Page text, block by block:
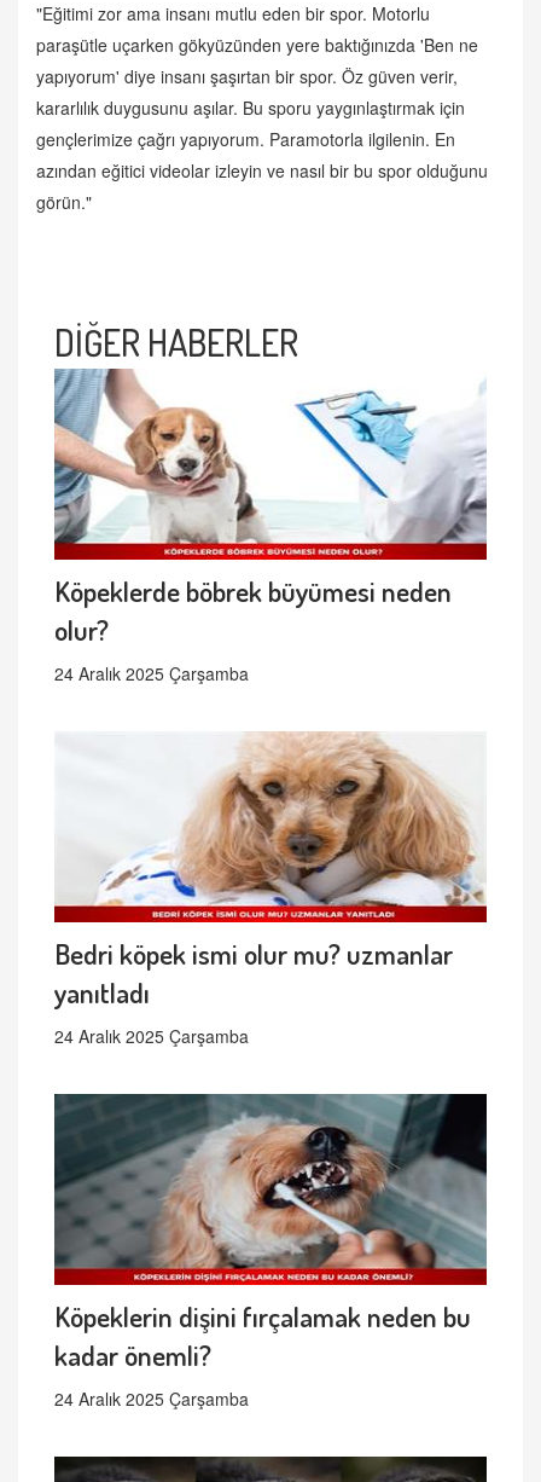
"Eğitimi zor ama insanı mutlu eden bir spor. Motorlu
paraşütle uçarken gökyüzünden yere baktığınızda 'Ben ne
yapıyorum' diye insanı şaşırtan bir spor. Öz güven verir,
kararlılık duygusunu aşılar. Bu sporu yaygınlaştırmak için
gençlerimize çağrı yapıyorum. Paramotorla ilgilenin. En
azından eğitici videolar izleyin ve nasıl bir bu spor olduğunu
görün."
DİĞER HABERLER
Köpeklerde böbrek büyümesi neden
olur?
24 Aralık 2025 Çarşamba
Bedri köpek ismi olur mu? uzmanlar
yanıtladı
24 Aralık 2025 Çarşamba
Köpeklerin dişini fırçalamak neden bu
kadar önemli?
24 Aralık 2025 Çarşamba